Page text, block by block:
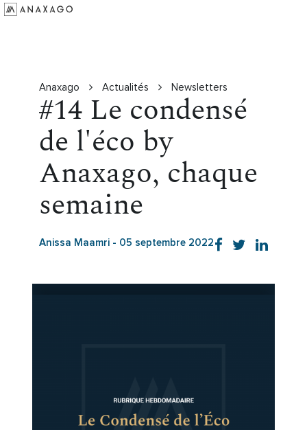
RessourcesAnaxago Actualités Newsletters
#14 Le condensé
de l'éco by
Anaxago, chaque
semaine
Anissa Maamri - 05 septembre 2022